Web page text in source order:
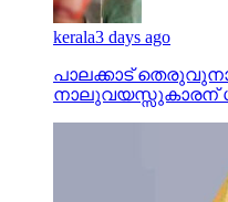
kerala3 days ago
പാലക്കാട്
നാലുവയസ്സുകാരന്